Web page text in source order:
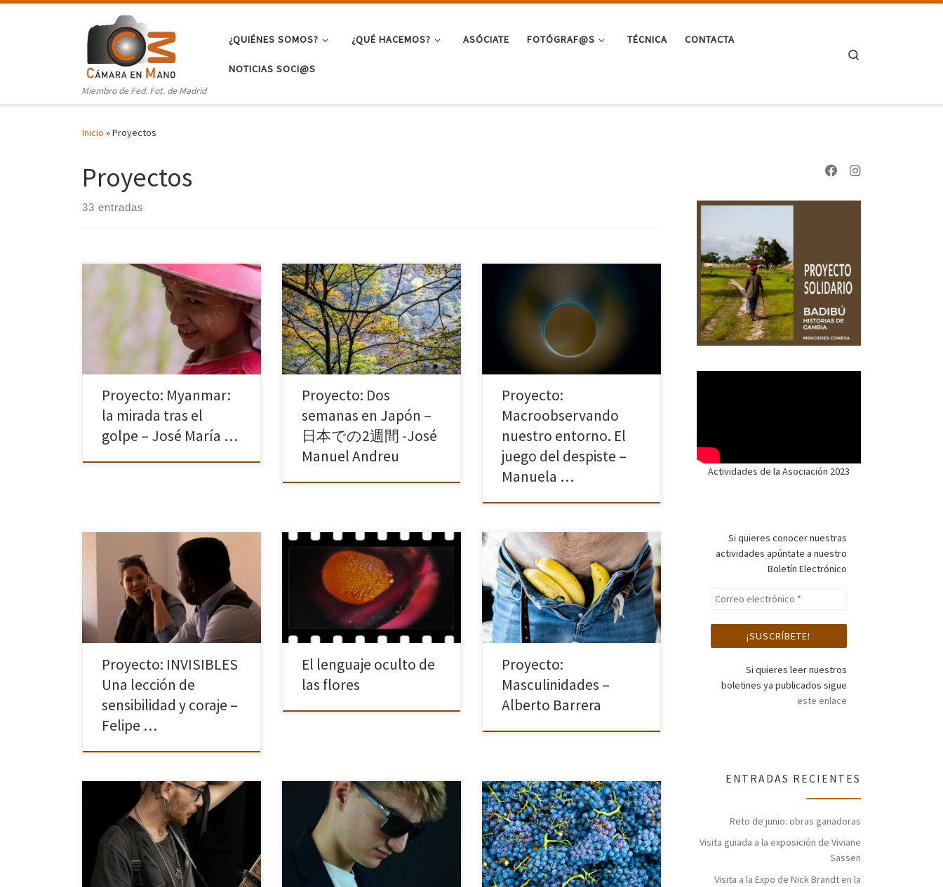
Miembro de Fed. Fot. de Madrid
¿QUIÉNES SOMOS? ¿QUÉ HACEMOS? ASÓCIATE FOTÓGRAF@S TÉCNICA CONTACTA
NOTICIAS SOCI@S
Inicio »Proyectos
Proyectos
33 entradas
Hace diez años viajé a un pequeño
paraíso que ahora vive una pesadilla.
Llegué a la pequeña ciudad de
Dawei, en la Región de Tanintharyi,
en Myanmar, un tórrido mayo […]
Proyecto: Myanmar:
la mirada tras el
golpe – José María …
Este proyecto surgió con motivo de
un viaje a Japón, un país que me
propuse documentar con mirada
fotográfica, en Noviembre de 2023.
Las más de mil imágenes obtenidas a
[…]
Proyecto: Dos
semanas en Japón –
日本での2週間 -José
Manuel Andreu
de pintura y escultura abstractas,
quizás porque encuentro
inexplicable y sorprendente que una
amalgama de formas y colores, sin
sentido aparente, puedan remover
Proyecto:
Macroobservando
nuestro entorno. El
juego del despiste –
Manuela …
¿Sabías que hay más de 3 millones de
voluntarios en España? Seguro que
conoces a alguno. Son personas
valientes y consecuentes que
dedican, toda o parte de su vida, a
[…]
Proyecto: INVISIBLES
Una lección de
sensibilidad y coraje –
Felipe …
La naturaleza en este caso nos
muestra su lado más oculto, aquello
que apenas es visible al ojo humano,
de esta manera podemos llegar
comprender la importancia de lo
invisible, […]
El lenguaje oculto de
las flores
Definimos masculinidad como el
conjunto de atributos, valores,
conductas y comportamientos que
son característicos del hombre en una
sociedad determinada. Con esta
serie fotográfica que va del humor a
la […]
Proyecto:
Masculinidades –
Alberto Barrera
Músicos Callejeros. España y Cuba
Hermanadas por la Música Callejera.
ANTECEDENTES Hace unos meses,
con el fin de configurar un nuevo
proyecto fotográfico, me planteé la
idea de unir esas […]
He elegido como tema principal de
mi proyecto, la “Magia” El arte de la
ilusión. Al igual que un superhéroe,
los magos al despojarse de su ropa
de diario, llevan […]
Tras mucho pensar y no saber que
hacer, llegó a mi conocimiento la
existencia de los Vinos Biodinámicos.
Me puse a investigar y pensé que
merecía la pena hablar sobre […]
Actividades de la Asociación 2023
Si quieres conocer nuestras
actividades apúntate a nuestro
Boletín Electrónico
Si quieres leer nuestros
boletines ya publicados sigue
este enlace
ENTRADAS RECIENTES
Reto de junio: obras ganadoras
Visita guiada a la exposición de Viviane
Sassen
Visita a la Expo de Nick Brandt en la